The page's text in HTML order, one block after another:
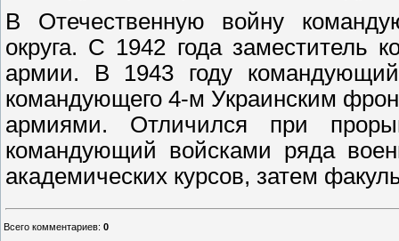
В Отечественную войну
округа. С 1942 года
армии. В 1943 году
командующего 4-м Украинским
армиями. Отличился при
командующий войсками ряда
академических курсов, затем
Всего комментариев: 0